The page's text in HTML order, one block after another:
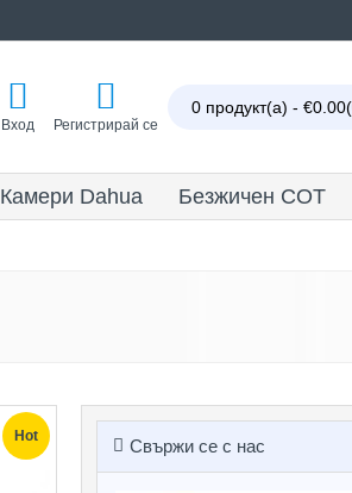
Вход Регистрирай се
0 продукт(а) - €0.00
Камери Dahua Безжичен СОТ
Hot Свържи се с нас